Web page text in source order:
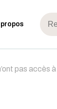
pas accès